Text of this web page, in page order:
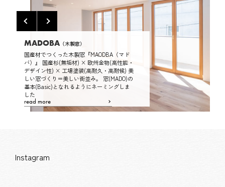
MADOBA（木製窓）
国産材でつくった木製窓『MAODBA（マド
バ）』
国産杉(無垢材) × 欧州金物(高性能・
デザイン性) × 工場塗装(高耐久・高耐候) 美
しい窓づくり＝美しい街並み。 窓(MADO)の
基本(Basic)となれるようにネーミングしま
した
read more
木製ドア 『PORTA（ポ
垢材) × 欧州金物(高性能
工場塗装(高耐久・高耐候)
「ドア＝ポルタ」といいま
read more
Instagram